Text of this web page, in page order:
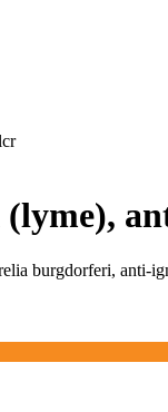
burgdorferi, anti-